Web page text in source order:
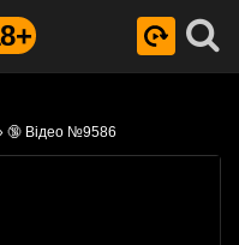
🔞 Відео №9586